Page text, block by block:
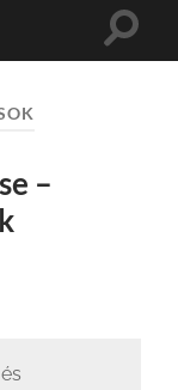
Toggle
–